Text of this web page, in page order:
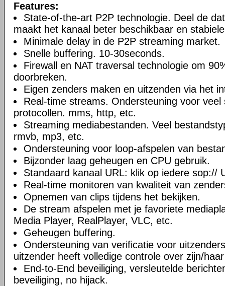
Features:
State-of-the-art P2P technologie. Deel de
maakt het kanaal beter beschikbaar en
Minimale delay in de P2P streaming market.
Snelle buffering. 10-30seconds.
Firewall en NAT traversal technologie om
doorbreken.
Eigen zenders maken en uitzenden via het
Real-time streams. Ondersteuning voor
protocollen. mms, http, etc.
Streaming mediabestanden. Veel
rmvb, mp3, etc.
Ondersteuning voor loop-afspelen van
Bijzonder laag geheugen en CPU gebruik.
Standaard kanaal URL: klik op iedere sop://
Real-time monitoren van kwaliteit van
Opnemen van clips tijdens het bekijken.
De stream afspelen met je favoriete
Media Player, RealPlayer, VLC, etc.
Geheugen buffering.
Ondersteuning van verificatie voor
uitzender heeft volledige controle over zijn/
End-to-End beveiliging, versleutelde
beveiliging, no hijack.